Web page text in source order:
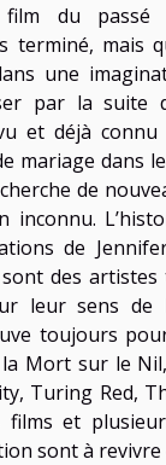
film du passé
terminé, mais
une
par la suite
et déjà
mariage dans
de
inconnu.
de
des
leur sens de
toujours pour
Mort sur le
Turing Red,
et
sont à revivre